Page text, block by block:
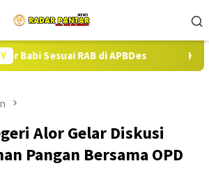
RAB di APBDes Hampir Setahun
Alor Gelar Diskusi
Pangan Bersama OPD